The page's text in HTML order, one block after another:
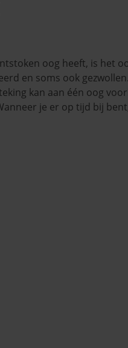
oog heeft, is het
en soms ook
kan aan één oog
je er op tijd bij